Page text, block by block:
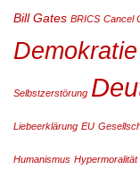
Bill Gates BRICS Cancel
Demokratie
Selbstzerstörung
Liebeerklärung EU
Humanismus Hypermoralität